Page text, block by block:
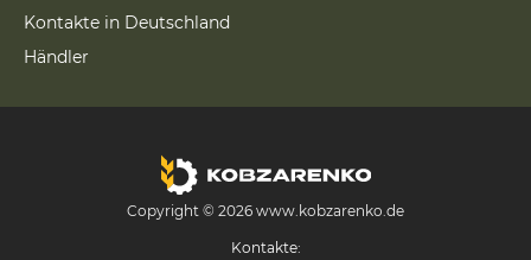
Kontakte in Deutschland
Händler
Copyright © 2026 www.kobzarenko.de
Kontakte: